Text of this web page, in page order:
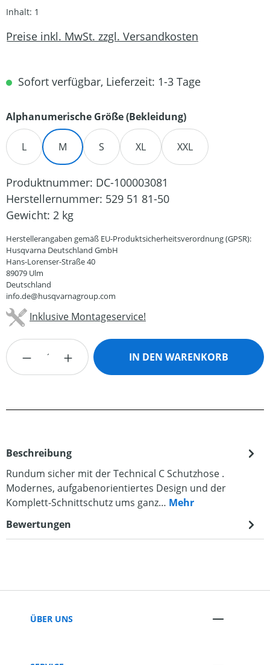
Inhalt: 1
Preise inkl. MwSt. zzgl. Versandkosten
Sofort verfügbar, Lieferzeit: 1-3 Tage
Alphanumerische Größe (Bekleidung)auswählen
L M S XL XXL
Produktnummer: DC-100003081
Herstellernummer: 529 51 81-50
Gewicht: 2 kg
Herstellerangaben gemäß EU-Produktsicherheitsverordnung (GPSR):
Husqvarna Deutschland GmbH
Hans-Lorenser-Straße 40
89079 Ulm
Deutschland
info.de@husqvarnagroup.com
Inklusive Montageservice!
Produkt Anzahl: Gib den gewünschten
IN DEN WARENKORB
Beschreibung
Rundum sicher mit der Technical C Schutzhose .
Modernes, aufgabenorientiertes Design und der
Komplett-Schnittschutz ums ganz… Mehr
Bewertungen
ÜBER UNS